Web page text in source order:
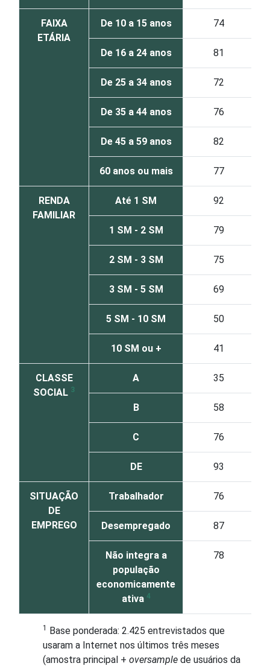
FAIXA
ETÁRIA
De 10 a 15 anos 74
De 16 a 24 anos 81
De 25 a 34 anos 72
De 35 a 44 anos 76
De 45 a 59 anos 82
60 anos ou mais 77
RENDA
FAMILIAR
Até 1 SM 92
1 SM - 2 SM 79
2 SM - 3 SM 75
3 SM - 5 SM 69
5 SM - 10 SM 50
10 SM ou + 41
CLASSE
SOCIAL 3
A 35
B 58
C 76
DE 93
SITUAÇÃO
DE
EMPREGO
Trabalhador 76
Desempregado 87
Não integra a
população
economicamente
ativa 4
78
1 Base ponderada: 2.425 entrevistados que
usaram a Internet nos últimos três meses
(amostra principal + oversample de usuários da